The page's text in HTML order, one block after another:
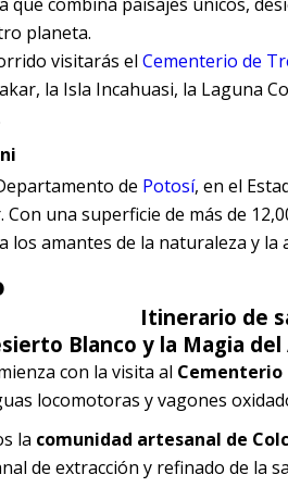
planeta.
visitarás el Cementerio de
la Isla Incahuasi, la Laguna
de Potosí, en el
Con una superficie de más de
los amantes de la naturaleza y la
Itinerario de
Blanco y la Magia
con la visita al Cementerio
locomotoras y vagones
la comunidad artesanal de
de extracción y refinado de la